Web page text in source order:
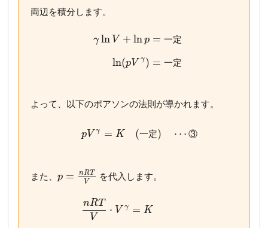
両辺を積分します。
γ ln V + lnp
ln(pV γ )
= 一定
= 一定
よって、以下のポアソンの法則が導かれます。
pV γ = K (一定) ⋯ ③
また、 p = nRT
V
を代入します。
nRT
V
⋅ V γ = K